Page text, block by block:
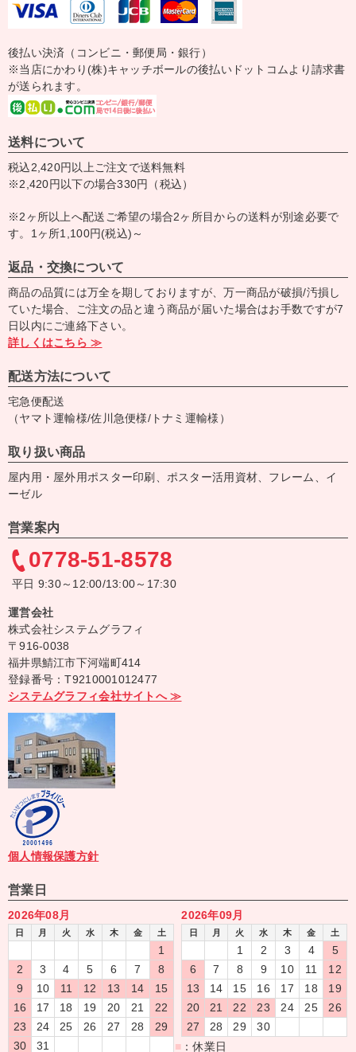
後払い決済（コンビニ・郵便局・銀行）
※当店にかわり(株)キャッチボールの後払いドットコムより請求書
が送られます。
送料について
税込2,420円以上ご注文で送料無料
※2,420円以下の場合330円（税込）
※2ヶ所以上へ配送ご希望の場合2ヶ所目からの送料が別途必要で
す。1ヶ所1,100円(税込)～
返品・交換について
商品の品質には万全を期しておりますが、万一商品が破損/汚損し
ていた場合、ご注文の品と違う商品が届いた場合はお手数ですが7
日以内にご連絡下さい。
詳しくはこちら ≫
配送方法について
宅急便配送
（ヤマト運輸様/佐川急便様/トナミ運輸様）
取り扱い商品
屋内用・屋外用ポスター印刷、ポスター活用資材、フレーム、イ
ーゼル
営業案内
0778-51-8578
平日 9:30～12:00/13:00～17:30
運営会社
株式会社システムグラフィ
〒916-0038
福井県鯖江市下河端町414
登録番号：T9210001012477
システムグラフィ会社サイトへ ≫
個人情報保護方針
営業日
2026年08月
日 月 火 水 木 金 土
1
2
3 4 5 6 7
8
9
10 11 12 13 14
15
16
17 18 19 20 21
22
23
24 25 26 27 28
29
30
31
2026年09月
日 月 火 水 木 金 土
1 2 3 4
5
6
7 8 9 10 11
12
13
14 15 16 17 18
19
20
21 22 23 24 25
26
27
28 29
30
■ ：休業日